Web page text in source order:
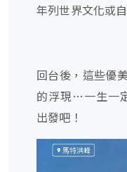
年列世界文化或
回台後，這些優
的浮現…一生一
出發吧！